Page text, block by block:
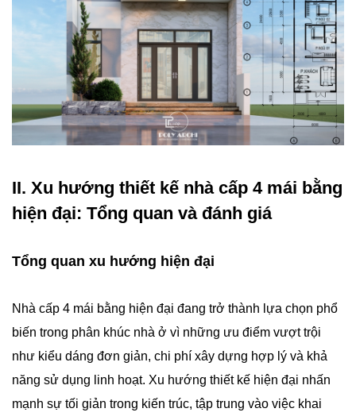
II. Xu hướng thiết kế nhà cấp 4 mái bằng
hiện đại: Tổng quan và đánh giá
Tổng quan xu hướng hiện đại
Nhà cấp 4 mái bằng hiện đại đang trở thành lựa chọn phổ
biến trong phân khúc nhà ở vì những ưu điểm vượt trội
như kiểu dáng đơn giản, chi phí xây dựng hợp lý và khả
năng sử dụng linh hoạt. Xu hướng thiết kế hiện đại nhấn
mạnh sự tối giản trong kiến trúc, tập trung vào việc khai